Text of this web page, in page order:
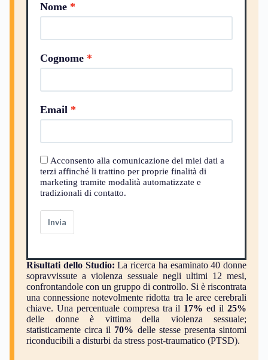
Nome
Cognome
Email
Acconsento alla comunicazione dei miei dati a
terzi affinché li trattino per proprie finalità di
marketing tramite modalità automatizzate e
tradizionali di contatto.
Invia
Risultati dello Studio: La ricerca ha esaminato 40 donne
sopravvissute a violenza sessuale negli ultimi 12 mesi,
confrontandole con un gruppo di controllo. Si è riscontrata
una connessione notevolmente ridotta tra le aree cerebrali
chiave. Una percentuale compresa tra il 17% ed il25%
delle donne è vittima della violenza sessuale;
statisticamente circa il 70% delle stesse presenta sintomi
riconducibili a disturbi da stress post-traumatico (PTSD).